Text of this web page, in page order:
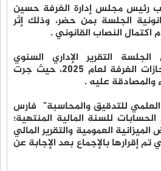
رئيس مجلس إدارة الغرفة حسين
الجلسة بمن حضر، وذلك إثر
اكتمال النصاب القانوني .
التقرير الإداري السنوي
المتضمن أبرز أعمال وإنجازات الغرفة لعام 2025، حيث جرت
والمصادقة عليه .
للتدقيق والمحاسبة" فارس
للسنة المالية المنتهية؛
العمومية والتقرير المالي
تم إقرارها بالإجماع بعد الإجابة عن